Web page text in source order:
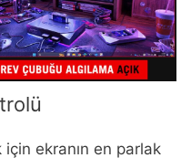
ekranın en parlak